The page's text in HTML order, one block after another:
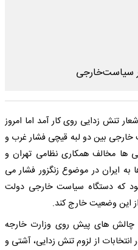
تنش زدایی روی کار آمد اما امروز
بین دو لبه قیچی فشار غرب و
ها مخالف همکاری نظامی تهران و
ایران در موضوع زنگزور فشار می
که دستگاه سیاست خارجی دولت
این وضعیت خارج کند.
چالش های پیش روی وزارت خارجه
از لزوم تنش زدایی، آشتی و